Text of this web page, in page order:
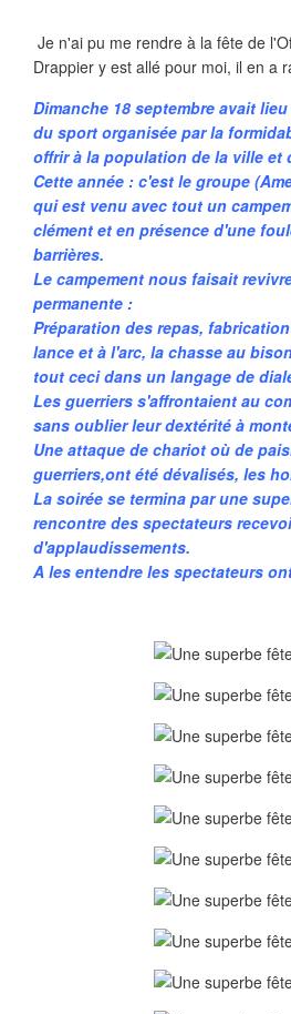
Je n'ai pu me rendre à la fête de
Drappier y est allé pour moi, il en a
Dimanche 18 septembre avait
du sport organisée par la
offrir à la population de la ville et
Cette année : c'est le groupe
qui est venu avec tout un
clément et en présence d'une
barrières.
Le campement nous faisait
permanente :
Préparation des repas,
lance et à l'arc, la chasse au
tout ceci dans un langage de
Les guerriers s'affrontaient au
sans oublier leur dextérité à
Une attaque de chariot où de
guerriers,ont été dévalisés, les
La soirée se termina par une
rencontre des spectateurs
d'applaudissements.
A les entendre les spectateurs